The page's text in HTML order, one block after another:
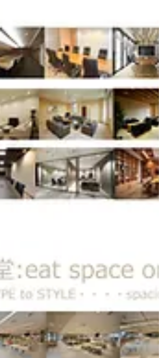
合、クライアントの方の手元には「やりたいこと
の断片」や「大まかなプラン」がすでに存在して
います。しかし、それがまだ形になっていなかっ
たり、関係者の間で意見が分かれていたりして、
その先へ進めずに足踏みしているケースが少なく
ありません。 そんな初期段階の提案で、私がい
も大切にしているのは、空間を美しく見せること
以上に「なぜその方向性なのか」の理由を一つず
つ紐解き、なぜ新しいデザインが必要